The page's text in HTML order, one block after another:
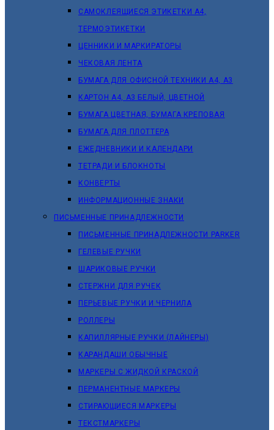
САМОКЛЕЯЩИЕСЯ ЭТИКЕТКИ А4,
ТЕРМОЭТИКЕТКИ
ЦЕННИКИ И МАРКИРАТОРЫ
ЧЕКОВАЯ ЛЕНТА
БУМАГА ДЛЯ ОФИСНОЙ ТЕХНИКИ А4, А3
КАРТОН А4, А3 БЕЛЫЙ, ЦВЕТНОЙ
БУМАГА ЦВЕТНАЯ, БУМАГА КРЕПОВАЯ
БУМАГА ДЛЯ ПЛОТТЕРА
ЕЖЕДНЕВНИКИ И КАЛЕНДАРИ
ТЕТРАДИ И БЛОКНОТЫ
КОНВЕРТЫ
ИНФОРМАЦИОННЫЕ ЗНАКИ
ПИСЬМЕННЫЕ ПРИНАДЛЕЖНОСТИ
ПИСЬМЕННЫЕ ПРИНАДЛЕЖНОСТИ PARKER
ГЕЛЕВЫЕ РУЧКИ
ШАРИКОВЫЕ РУЧКИ
СТЕРЖНИ ДЛЯ РУЧЕК
ПЕРЬЕВЫЕ РУЧКИ И ЧЕРНИЛА
РОЛЛЕРЫ
КАПИЛЛЯРНЫЕ РУЧКИ (ЛАЙНЕРЫ)
КАРАНДАШИ ОБЫЧНЫЕ
МАРКЕРЫ C ЖИДКОЙ КРАСКОЙ
ПЕРМАНЕНТНЫЕ МАРКЕРЫ
СТИРАЮЩИЕСЯ МАРКЕРЫ
ТЕКСТМАРКЕРЫ